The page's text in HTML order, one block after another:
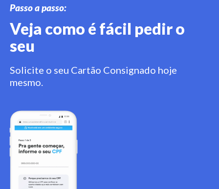
Passo a passo:
Veja como é fácil pedir o
seu
Solicite o seu Cartão Consignado hoje
mesmo.